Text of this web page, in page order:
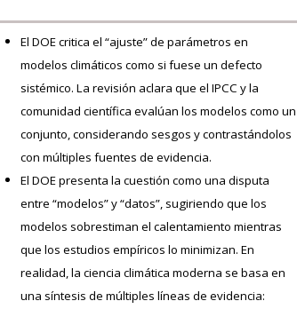
El DOE critica el “ajuste” de parámetros en
modelos climáticos como si fuese un defecto
sistémico. La revisión aclara que el IPCC y la
comunidad científica evalúan los modelos como un
conjunto, considerando sesgos y contrastándolos
con múltiples fuentes de evidencia.
El DOE presenta la cuestión como una disputa
entre “modelos” y “datos”, sugiriendo que los
modelos sobrestiman el calentamiento mientras
que los estudios empíricos lo minimizan. En
realidad, la ciencia climática moderna se basa en
una síntesis de múltiples líneas de evidencia: